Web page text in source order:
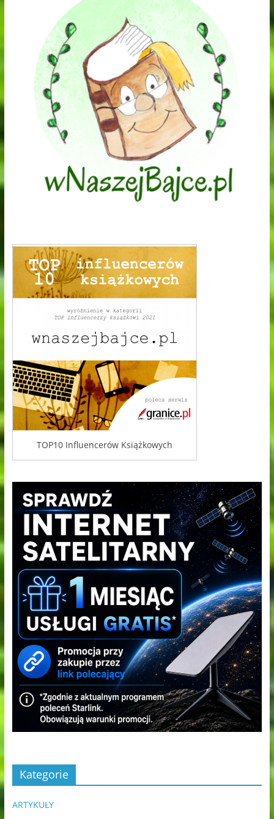
TOP10 Influencerów Książkowych
Kategorie
ARTYKUŁY